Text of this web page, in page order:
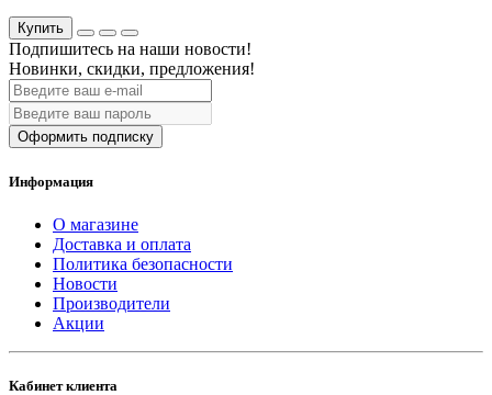
Купить
Подпишитесь на наши новости!
Новинки, скидки, предложения!
Оформить подписку
Информация
О магазине
Доставка и оплата
Политика безопасности
Новости
Производители
Акции
Кабинет клиента